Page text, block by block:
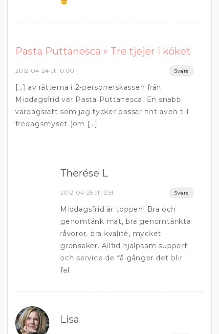
Pasta Puttanesca » Tre tjejer i köket
2012-04-24 at 10:00 Svara
[…] av rätterna i 2-personerskassen från
Middagsfrid var Pasta Puttanesca. En snabb
vardagsrätt som jag tycker passar fint även till
fredagsmyset (om […]
Therése L
2012-04-25 at 12:51 Svara
Middagsfrid är toppen! Bra och
genomtänk mat, bra genomtänkta
råvoror, bra kvalité, mycket
grönsaker. Alltid hjälpsam support
och service de få gånger det blir
fel.
Lisa